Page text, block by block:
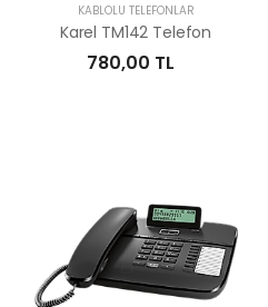
KABLOLU TELEFONLAR
Karel TM142 Telefon
780,00 TL